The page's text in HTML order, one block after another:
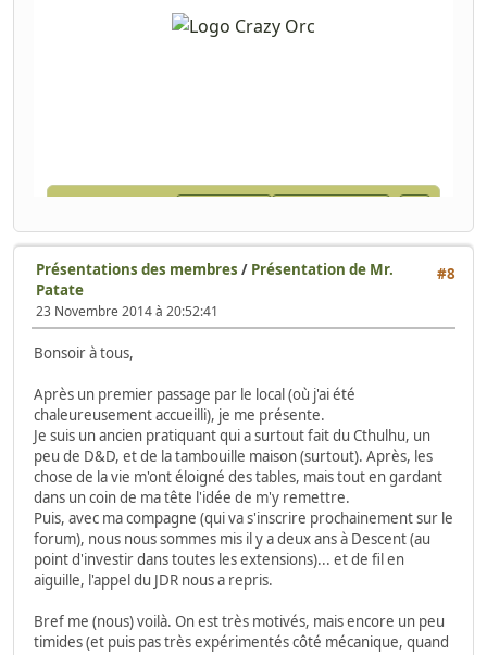
#8
Présentations des membres / Présentation de Mr.
Patate
23 Novembre 2014 à 20:52:41
Bonsoir à tous,
Après un premier passage par le local (où j'ai été
chaleureusement accueilli), je me présente.
Je suis un ancien pratiquant qui a surtout fait du Cthulhu, un
peu de D&D, et de la tambouille maison (surtout). Après, les
chose de la vie m'ont éloigné des tables, mais tout en gardant
dans un coin de ma tête l'idée de m'y remettre.
Puis, avec ma compagne (qui va s'inscrire prochainement sur le
forum), nous nous sommes mis il y a deux ans à Descent (au
point d'investir dans toutes les extensions)... et de fil en
aiguille, l'appel du JDR nous a repris.
Bref me (nous) voilà. On est très motivés, mais encore un peu
timides (et puis pas très expérimentés côté mécanique, quand